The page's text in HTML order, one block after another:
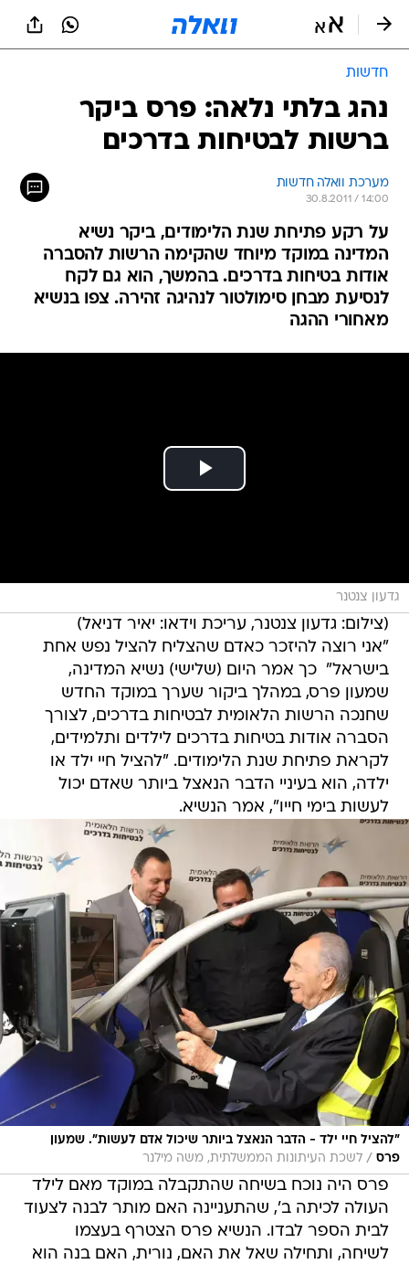
חדשות
נהג בלתי נלאה: פרס ביקר
ברשות לבטיחות בדרכים
מערכת וואלה חדשות
30.8.2011 / 14:00
על רקע פתיחת שנת הלימודים, ביקר נשיא
המדינה במוקד מיוחד שהקימה הרשות להסברה
אודות בטיחות בדרכים. בהמשך, הוא גם לקח
לנסיעת מבחן סימולטור לנהיגה זהירה. צפו בנשיא
מאחורי ההגה
גדעון צנטנר
(צילום: גדעון צנטנר, עריכת וידאו: יאיר דניאל)
"אני רוצה להיזכר כאדם שהצליח להציל נפש אחת
בישראל"  כך אמר היום (שלישי) נשיא המדינה,
שמעון פרס, במהלך ביקור שערך במוקד החדש
שחנכה הרשות הלאומית לבטיחות בדרכים, לצורך
הסברה אודות בטיחות בדרכים לילדים ותלמידים,
לקראת פתיחת שנת הלימודים. "להציל חיי ילד או
ילדה, הוא בעיניי הדבר הנאצל ביותר שאדם יכול
לעשות בימי חייו", אמר הנשיא.
"להציל חיי ילד - הדבר הנאצל ביותר שיכול אדם לעשות". שמעון
פרס / לשכת העיתונות הממשלתית, משה מילנר
פרס היה נוכח בשיחה שהתקבלה במוקד מאם לילד
העולה לכיתה ב', שהתעניינה האם מותר לבנה לצעוד
לבית הספר לבדו. הנשיא פרס הצטרף בעצמו
לשיחה, ותחילה שאל את האם, נורית, האם בנה הוא